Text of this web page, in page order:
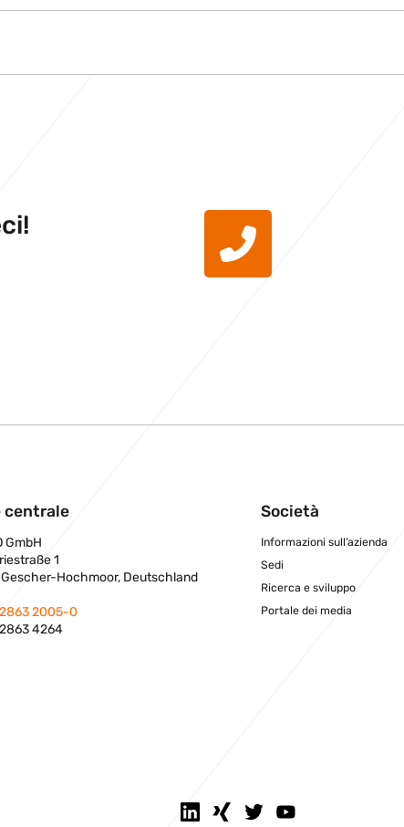
centrale
GmbH
1
Hochmoor, Deutschland
2005-0
4264
Società
Informazioni sull’azienda
Sedi
Ricerca e sviluppo
Portale dei media